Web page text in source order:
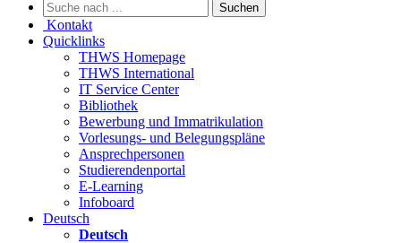
Kontakt
Quicklinks
THWS Homepage
THWS International
IT Service Center
Bibliothek
Bewerbung und Immatrikulation
Vorlesungs- und Belegungspläne
Ansprechpersonen
Studierendenportal
E-Learning
Infoboard
Deutsch
Deutsch